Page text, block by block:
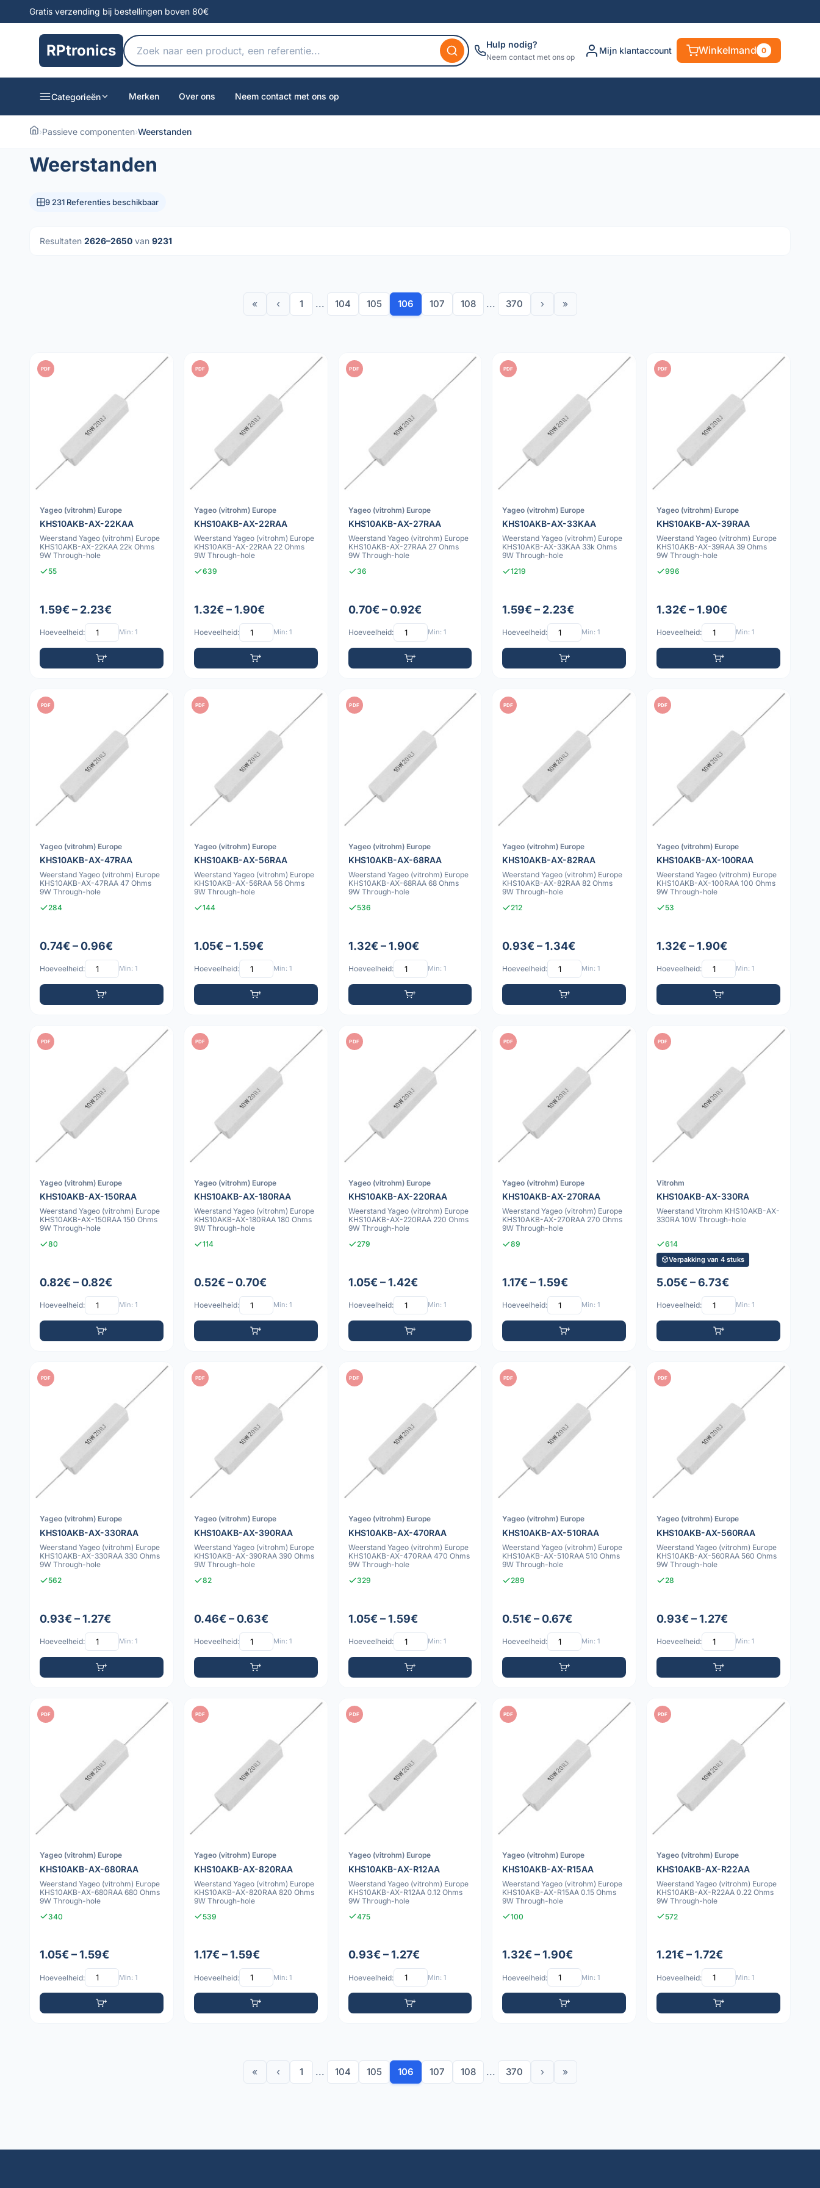
Gratis verzending bij bestellingen boven 80€
RPtronics Hulp nodig?
Neem contact met ons op
Mijn klantaccount Winkelmand 0
Categorieën Merken Over ons Neem contact met ons op
›Passieve componenten›Weerstanden
Weerstanden
9 231 Referenties beschikbaar
Resultaten 2626–2650 van 9231
« ‹ 1 ... 104 105 106 107 108 ... 370 › »
PDF
Yageo (vitrohm) Europe
KHS10AKB-AX-22KAA
Weerstand Yageo (vitrohm) Europe
KHS10AKB-AX-22KAA 22k Ohms
9W Through-hole
55
1.59€ – 2.23€
Hoeveelheid: Min: 1
PDF
Yageo (vitrohm) Europe
KHS10AKB-AX-22RAA
Weerstand Yageo (vitrohm) Europe
KHS10AKB-AX-22RAA 22 Ohms
9W Through-hole
639
1.32€ – 1.90€
Hoeveelheid: Min: 1
PDF
Yageo (vitrohm) Europe
KHS10AKB-AX-27RAA
Weerstand Yageo (vitrohm) Europe
KHS10AKB-AX-27RAA 27 Ohms
9W Through-hole
36
0.70€ – 0.92€
Hoeveelheid: Min: 1
PDF
Yageo (vitrohm) Europe
KHS10AKB-AX-33KAA
Weerstand Yageo (vitrohm) Europe
KHS10AKB-AX-33KAA 33k Ohms
9W Through-hole
1219
1.59€ – 2.23€
Hoeveelheid: Min: 1
PDF
Yageo (vitrohm) Europe
KHS10AKB-AX-39RAA
Weerstand Yageo (vitrohm) Europe
KHS10AKB-AX-39RAA 39 Ohms
9W Through-hole
996
1.32€ – 1.90€
Hoeveelheid: Min: 1
PDF
Yageo (vitrohm) Europe
KHS10AKB-AX-47RAA
Weerstand Yageo (vitrohm) Europe
KHS10AKB-AX-47RAA 47 Ohms
9W Through-hole
284
0.74€ – 0.96€
Hoeveelheid: Min: 1
PDF
Yageo (vitrohm) Europe
KHS10AKB-AX-56RAA
Weerstand Yageo (vitrohm) Europe
KHS10AKB-AX-56RAA 56 Ohms
9W Through-hole
144
1.05€ – 1.59€
Hoeveelheid: Min: 1
PDF
Yageo (vitrohm) Europe
KHS10AKB-AX-68RAA
Weerstand Yageo (vitrohm) Europe
KHS10AKB-AX-68RAA 68 Ohms
9W Through-hole
536
1.32€ – 1.90€
Hoeveelheid: Min: 1
PDF
Yageo (vitrohm) Europe
KHS10AKB-AX-82RAA
Weerstand Yageo (vitrohm) Europe
KHS10AKB-AX-82RAA 82 Ohms
9W Through-hole
212
0.93€ – 1.34€
Hoeveelheid: Min: 1
PDF
Yageo (vitrohm) Europe
KHS10AKB-AX-100RAA
Weerstand Yageo (vitrohm) Europe
KHS10AKB-AX-100RAA 100 Ohms
9W Through-hole
53
1.32€ – 1.90€
Hoeveelheid: Min: 1
PDF
Yageo (vitrohm) Europe
KHS10AKB-AX-150RAA
Weerstand Yageo (vitrohm) Europe
KHS10AKB-AX-150RAA 150 Ohms
9W Through-hole
80
0.82€ – 0.82€
Hoeveelheid: Min: 1
PDF
Yageo (vitrohm) Europe
KHS10AKB-AX-180RAA
Weerstand Yageo (vitrohm) Europe
KHS10AKB-AX-180RAA 180 Ohms
9W Through-hole
114
0.52€ – 0.70€
Hoeveelheid: Min: 1
PDF
Yageo (vitrohm) Europe
KHS10AKB-AX-220RAA
Weerstand Yageo (vitrohm) Europe
KHS10AKB-AX-220RAA 220 Ohms
9W Through-hole
279
1.05€ – 1.42€
Hoeveelheid: Min: 1
PDF
Yageo (vitrohm) Europe
KHS10AKB-AX-270RAA
Weerstand Yageo (vitrohm) Europe
KHS10AKB-AX-270RAA 270 Ohms
9W Through-hole
89
1.17€ – 1.59€
Hoeveelheid: Min: 1
PDF
Vitrohm
KHS10AKB-AX-330RA
Weerstand Vitrohm KHS10AKB-AX-
330RA 10W Through-hole
614
Verpakking van 4 stuks
5.05€ – 6.73€
Hoeveelheid: Min: 1
PDF
Yageo (vitrohm) Europe
KHS10AKB-AX-330RAA
Weerstand Yageo (vitrohm) Europe
KHS10AKB-AX-330RAA 330 Ohms
9W Through-hole
562
0.93€ – 1.27€
Hoeveelheid: Min: 1
PDF
Yageo (vitrohm) Europe
KHS10AKB-AX-390RAA
Weerstand Yageo (vitrohm) Europe
KHS10AKB-AX-390RAA 390 Ohms
9W Through-hole
82
0.46€ – 0.63€
Hoeveelheid: Min: 1
PDF
Yageo (vitrohm) Europe
KHS10AKB-AX-470RAA
Weerstand Yageo (vitrohm) Europe
KHS10AKB-AX-470RAA 470 Ohms
9W Through-hole
329
1.05€ – 1.59€
Hoeveelheid: Min: 1
PDF
Yageo (vitrohm) Europe
KHS10AKB-AX-510RAA
Weerstand Yageo (vitrohm) Europe
KHS10AKB-AX-510RAA 510 Ohms
9W Through-hole
289
0.51€ – 0.67€
Hoeveelheid: Min: 1
PDF
Yageo (vitrohm) Europe
KHS10AKB-AX-560RAA
Weerstand Yageo (vitrohm) Europe
KHS10AKB-AX-560RAA 560 Ohms
9W Through-hole
28
0.93€ – 1.27€
Hoeveelheid: Min: 1
PDF
Yageo (vitrohm) Europe
KHS10AKB-AX-680RAA
Weerstand Yageo (vitrohm) Europe
KHS10AKB-AX-680RAA 680 Ohms
9W Through-hole
340
1.05€ – 1.59€
Hoeveelheid: Min: 1
PDF
Yageo (vitrohm) Europe
KHS10AKB-AX-820RAA
Weerstand Yageo (vitrohm) Europe
KHS10AKB-AX-820RAA 820 Ohms
9W Through-hole
539
1.17€ – 1.59€
Hoeveelheid: Min: 1
PDF
Yageo (vitrohm) Europe
KHS10AKB-AX-R12AA
Weerstand Yageo (vitrohm) Europe
KHS10AKB-AX-R12AA 0.12 Ohms
9W Through-hole
475
0.93€ – 1.27€
Hoeveelheid: Min: 1
PDF
Yageo (vitrohm) Europe
KHS10AKB-AX-R15AA
Weerstand Yageo (vitrohm) Europe
KHS10AKB-AX-R15AA 0.15 Ohms
9W Through-hole
100
1.32€ – 1.90€
Hoeveelheid: Min: 1
PDF
Yageo (vitrohm) Europe
KHS10AKB-AX-R22AA
Weerstand Yageo (vitrohm) Europe
KHS10AKB-AX-R22AA 0.22 Ohms
9W Through-hole
572
1.21€ – 1.72€
Hoeveelheid: Min: 1
« ‹ 1 ... 104 105 106 107 108 ... 370 › »